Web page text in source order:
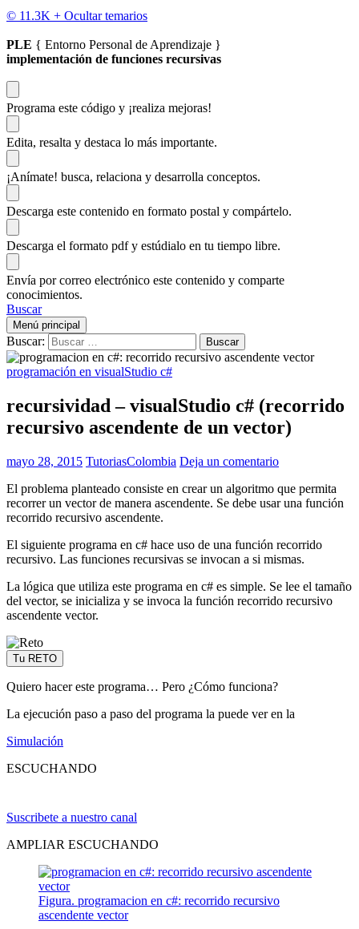
© 11.3K + Ocultar temarios
PLE { Entorno Personal de Aprendizaje }
implementación de funciones recursivas
Programa este código y ¡realiza mejoras!
Edita, resalta y destaca lo más importante.
¡Anímate! busca, relaciona y desarrolla conceptos.
Descarga este contenido en formato postal y compártelo.
Descarga el formato pdf y estúdialo en tu tiempo libre.
Envía por correo electrónico este contenido y comparte
conocimientos.
Buscar
Menú principal
Buscar:
programación en visualStudio c#
recursividad – visualStudio c# (recorrido
recursivo ascendente de un vector)
mayo 28, 2015 TutoriasColombia Deja un comentario
El problema planteado consiste en crear un algoritmo que permita
recorrer un vector de manera ascendente. Se debe usar una función
recorrido recursivo ascendente.
El siguiente programa en c# hace uso de una función recorrido
recursivo. Las funciones recursivas se invocan a si mismas.
La lógica que utiliza este programa en c# es simple. Se lee el tamaño
del vector, se inicializa y se invoca la función recorrido recursivo
ascendente vector.
Tu RETO
Quiero hacer este programa… Pero ¿Cómo funciona?
La ejecución paso a paso del programa la puede ver en la
Simulación
ESCUCHANDO
Suscribete a nuestro canal
AMPLIAR ESCUCHANDO
Figura. programacion en c#: recorrido recursivo
ascendente vector